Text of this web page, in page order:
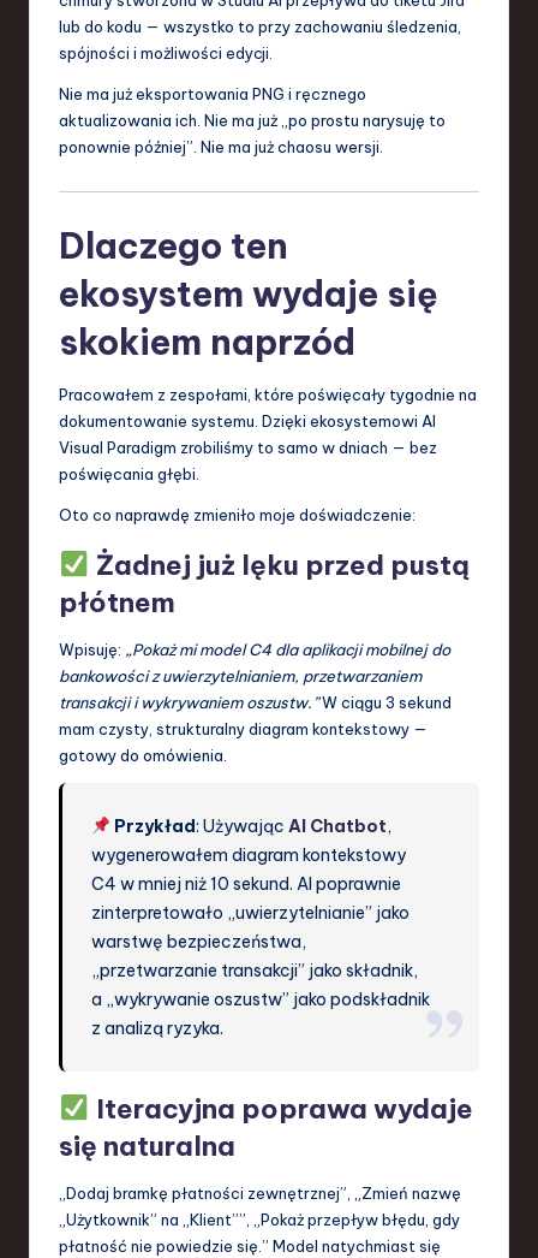
lub do kodu — wszystko to przy zachowaniu śledzenia,
spójności i możliwości edycji.
Nie ma już eksportowania PNG i ręcznego
aktualizowania ich. Nie ma już „po prostu narysuję to
ponownie później”. Nie ma już chaosu wersji.
Dlaczego ten
ekosystem wydaje się
skokiem naprzód
Pracowałem z zespołami, które poświęcały tygodnie na
dokumentowanie systemu. Dzięki ekosystemowi AI
Visual Paradigm zrobiliśmy to samo w dniach — bez
poświęcania głębi.
Oto co naprawdę zmieniło moje doświadczenie:
Żadnej już lęku przed pustą
płótnem
Wpisuję: „Pokaż mi model C4 dla aplikacji mobilnej do
bankowości z uwierzytelnianiem, przetwarzaniem
transakcji i wykrywaniem oszustw.”W ciągu 3 sekund
mam czysty, strukturalny diagram kontekstowy —
gotowy do omówienia.
Przykład: UżywającAI Chatbot,
wygenerowałem diagram kontekstowy
C4 w mniej niż 10 sekund. AI poprawnie
zinterpretowało „uwierzytelnianie” jako
warstwę bezpieczeństwa,
„przetwarzanie transakcji” jako składnik,
a „wykrywanie oszustw” jako podskładnik
z analizą ryzyka.
Iteracyjna poprawa wydaje
się naturalna
„Dodaj bramkę płatności zewnętrznej”, „Zmień nazwę
„Użytkownik” na „Klient””, „Pokaż przepływ błędu, gdy
płatność nie powiedzie się.” Model natychmiast się